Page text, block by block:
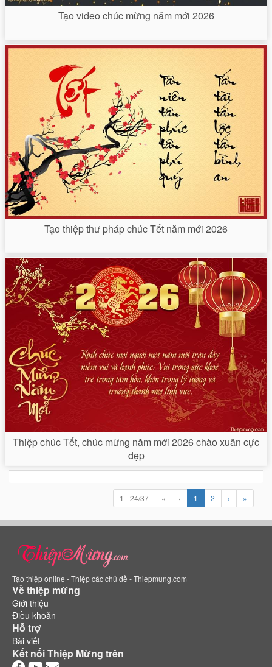
Tạo video chúc mừng năm mới 2026
Tạo thiệp thư pháp chúc Tết năm mới 2026
Thiệp chúc Tết, chúc mừng năm mới 2026 chào xuân cực
đẹp
1 - 24/37 « ‹ 1 2 › »
Tạo thiệp online - Thiệp các chủ đề - Thiepmung.com
Về thiệp mừng
Giới thiệu
Điều khoản
Hỗ trợ
Bài viết
Kết nối Thiệp Mừng trên